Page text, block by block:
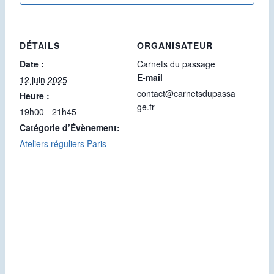
DÉTAILS
Date :
12 juin 2025
Heure :
19h00 - 21h45
Catégorie d’Évènement:
Ateliers réguliers Paris
ORGANISATEUR
Carnets du passage
E-mail
contact@carnetsdupassa
ge.fr